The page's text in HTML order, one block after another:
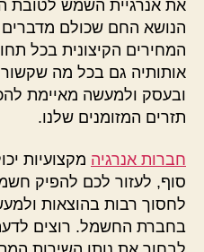
את אנרגיית השמש
הנושא החם שכולם מדברים
המחירים הקיצונית בכל
אותותיה גם בכל מה
ובעסק ולמעשה מאיימת
תזרים המזומנים שלנו.
חברות אנרגיה מקצועיות
סוף, לעזור לכם להפיק
לחסוך רבות בהוצאות
בחברת החשמל. רוצים